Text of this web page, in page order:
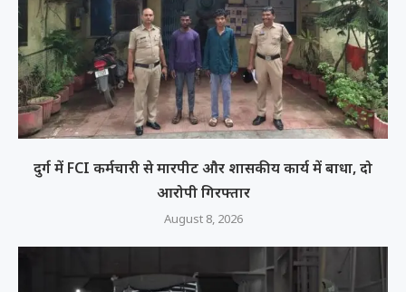
दुर्ग में FCI कर्मचारी से मारपीट और शासकीय कार्य में बाधा, दो
आरोपी गिरफ्तार
August 8, 2026